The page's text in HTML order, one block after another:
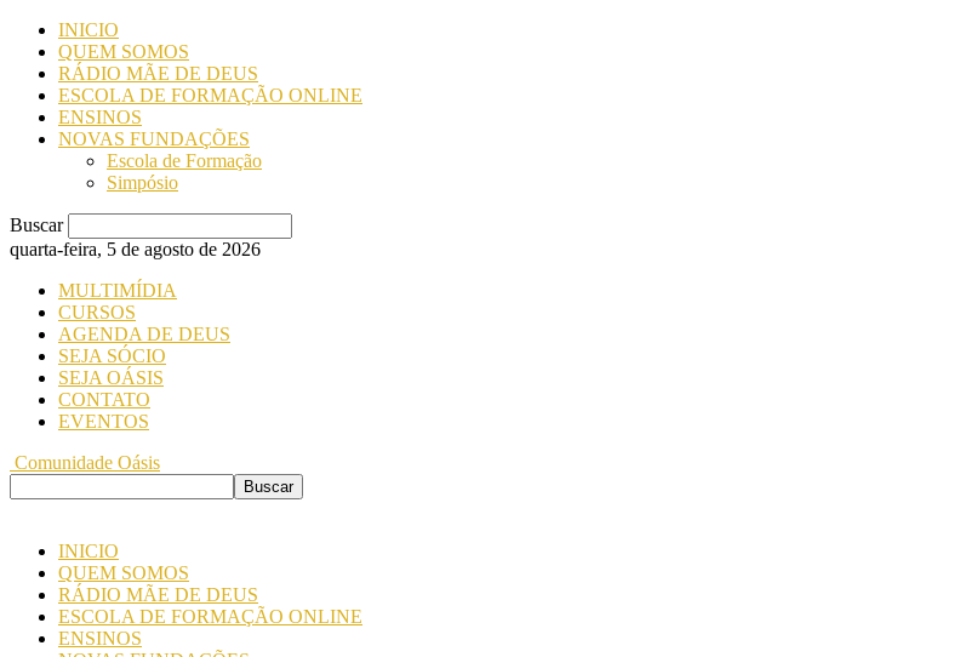
INICIO
QUEM SOMOS
RÁDIO MÃE DE DEUS
ESCOLA DE FORMAÇÃO ONLINE
ENSINOS
NOVAS FUNDAÇÕES
Escola de Formação
Simpósio
Buscar
quarta-feira, 5 de agosto de 2026
MULTIMÍDIA
CURSOS
AGENDA DE DEUS
SEJA SÓCIO
SEJA OÁSIS
CONTATO
EVENTOS
Comunidade Oásis
INICIO
QUEM SOMOS
RÁDIO MÃE DE DEUS
ESCOLA DE FORMAÇÃO ONLINE
ENSINOS